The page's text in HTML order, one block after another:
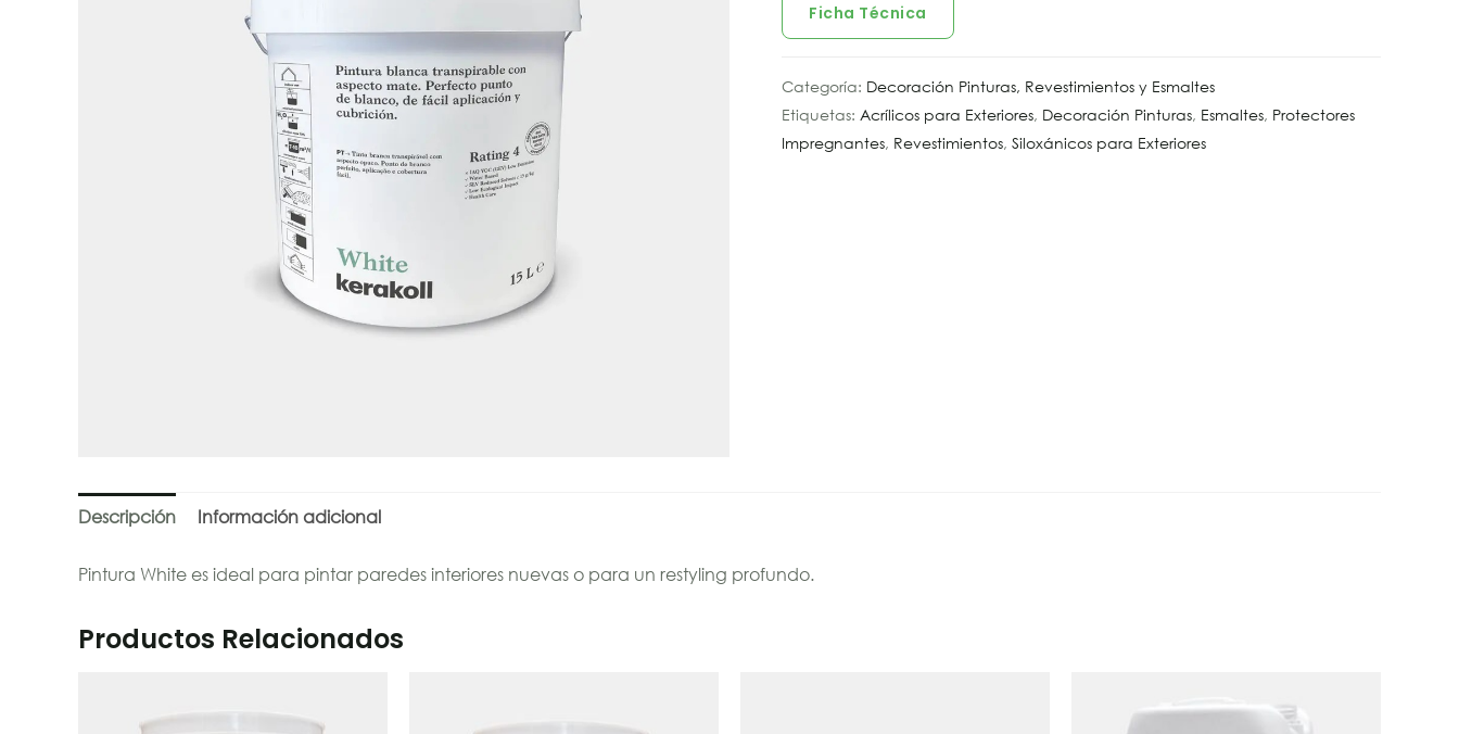
Ficha Técnica
Categoría: Decoración Pinturas, Revestimientos y Esmaltes
Etiquetas: Acrílicos para Exteriores, Decoración Pinturas, Esmaltes, Protectores
Impregnantes, Revestimientos, Siloxánicos para Exteriores
Descripción Información adicional
Pintura White es ideal para pintar paredes interiores nuevas o para un restyling profundo.
Productos Relacionados